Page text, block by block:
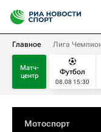
Главное Лига
Матч-
центр
Футбол
08.08 15:30
Мотоспорт